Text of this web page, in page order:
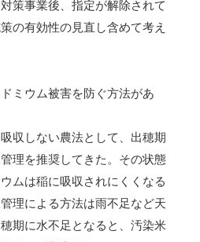
策事業後、指定が解除されて
の有効性の見直し含めて考え
ミウム被害を防ぐ方法があ
収しない農法として、出穂期
理を推奨してきた。その状態
ムは稲に吸収されにくくなる
理による方法は雨不足など天
期に水不足となると、汚染米